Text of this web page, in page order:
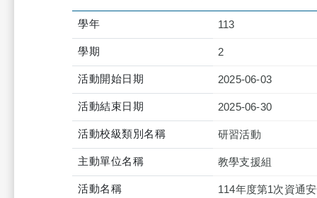
學年 113
學期 2
活動開始日期 2025-06-03
活動結束日期 2025-06-30
活動校級類別名稱 研習活動
主動單位名稱 教學支援組
活動名稱
114年度第1次資通